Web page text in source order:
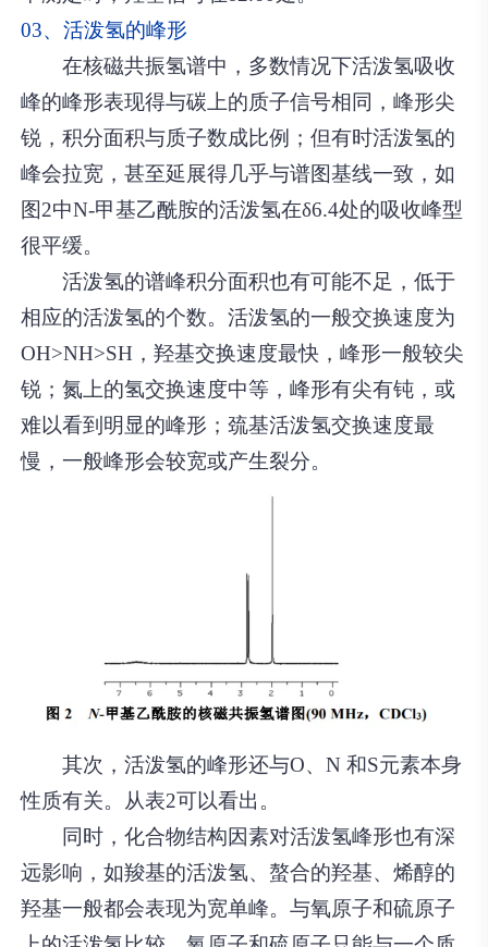
03、活泼氢的峰形
在核磁共振氢谱中，多数情况下活泼氢吸收
峰的峰形表现得与碳上的质子信号相同，峰形尖
锐，积分面积与质子数成比例；但有时活泼氢的
峰会拉宽，甚至延展得几乎与谱图基线一致，如
图2中N-甲基乙酰胺的活泼氢在δ6.4处的吸收峰型
很平缓。
活泼氢的谱峰积分面积也有可能不足，低于
相应的活泼氢的个数。活泼氢的一般交换速度为
OH>NH>SH，羟基交换速度最快，峰形一般较尖
锐；氮上的氢交换速度中等，峰形有尖有钝，或
难以看到明显的峰形；巯基活泼氢交换速度最
慢，一般峰形会较宽或产生裂分。
其次，活泼氢的峰形还与O、N 和S元素本身
性质有关。从表2可以看出。
同时，化合物结构因素对活泼氢峰形也有深
远影响，如羧基的活泼氢、螯合的羟基、烯醇的
羟基一般都会表现为宽单峰。与氧原子和硫原子